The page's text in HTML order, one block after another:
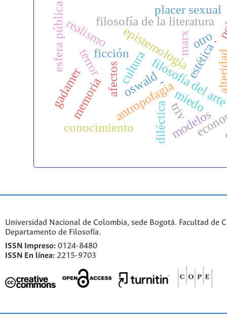
.
epistemologíaestética
ficción
filosofía de la literatura
filosofía del
antropofagia
cultura
diléctica
marx
oswald
afectos
miedo
terror
realismo
modelos
otro
conocimiento
memoria
placer sexual
esfera pública
gadamer
triv
-
Universidad Nacional de Colombia, sede Bogotá. Facultad de
Departamento de Filosofía.
ISSN Impreso: 0124-8480
ISSN En línea: 2215-9703